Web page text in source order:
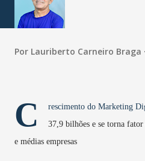
Por Lauriberto Carneiro Braga
C
rescimento do Marketing
37,9 bilhões e se torna fator
e médias empresas